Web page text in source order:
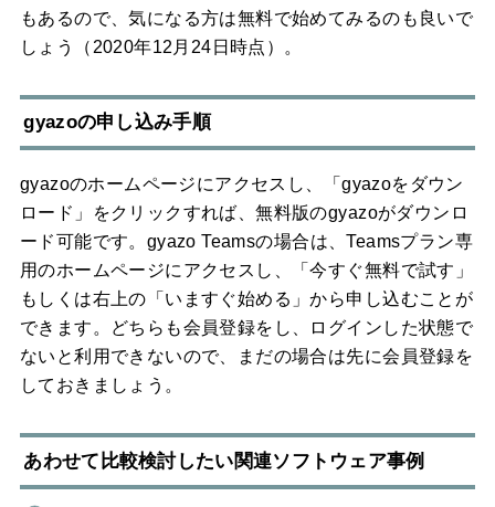
もあるので、気になる方は無料で始めてみるのも良いで
しょう（2020年12月24日時点）。
gyazoの申し込み手順
gyazoのホームページにアクセスし、「gyazoをダウン
ロード」をクリックすれば、無料版のgyazoがダウンロ
ード可能です。gyazo Teamsの場合は、Teamsプラン専
用のホームページにアクセスし、「今すぐ無料で試す」
もしくは右上の「いますぐ始める」から申し込むことが
できます。どちらも会員登録をし、ログインした状態で
ないと利用できないので、まだの場合は先に会員登録を
しておきましょう。
あわせて比較検討したい関連ソフトウェア事例